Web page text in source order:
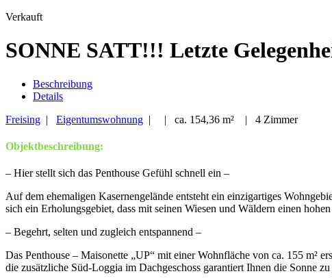
Verkauft
SONNE SATT!!! Letzte
Beschreibung
Details
Freising | Eigentumswohnung | | ca. 154,36 m² | 4 Zimmer
Objektbeschreibung:
– Hier stellt sich das Penthouse Gefühl schnell ein –
Auf dem ehemaligen Kasernengelände entsteht ein einzigartiges
sich ein Erholungsgebiet, dass mit seinen Wiesen und Wäldern einen
– Begehrt, selten und zugleich entspannend –
Das Penthouse – Maisonette „UP“ mit einer Wohnfläche von ca. 155 m²
die zusätzliche Süd-Loggia im Dachgeschoss garantiert Ihnen die Sonne zu